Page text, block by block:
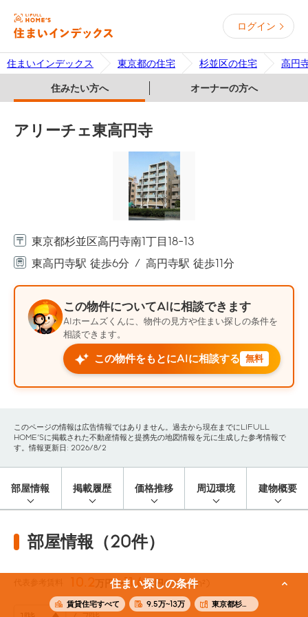
ログイン
住まいインデックス 東京都の住宅 杉並区の住宅 高円
住みたい方へ オーナーの方へ
住まい探しの条件
賃貸住宅すべて 9.5万~13万 東京都杉並区
アリーチェ東高円寺
東京都杉並区高円寺南1丁目18-13
東高円寺駅 徒歩6分
高円寺駅 徒歩11分
この物件についてAIに相談できます
AIホームズくんに、物件の見方や住まい探しの条件を
相談できます。
この物件をもとにAIに相談する 無料
このページの情報は広告情報ではありません。過去から現在までにLIFULL
HOME'Sに掲載された不動産情報と提携先の地図情報を元に生成した参考情報で
す。情報更新日: 2026/8/2
部屋情報 掲載履歴 価格推移 周辺環境 建物概要
部屋情報（20件）
10.2 万円〜11.6万円(25.38m²)